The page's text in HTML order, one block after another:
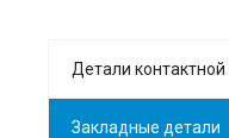
Детали контактной
Закладные детали